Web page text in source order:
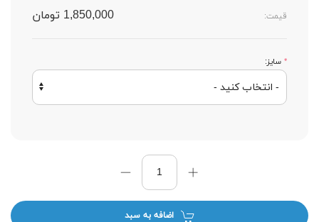
قیمت: 1,850,000 تومان
* سایز:
اضافه به سبد